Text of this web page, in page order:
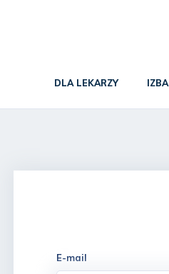
DLA LEKARZY IZBA
E-mail